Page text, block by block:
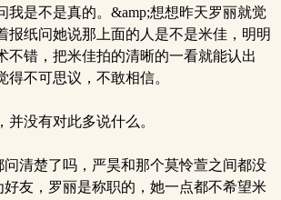
我是不是真的。&amp;想想昨天罗丽就觉
报纸问她说那上面的人是不是米佳，明明
不错，把米佳拍的清晰的一看就能认出
得不可思议，不敢相信。
没有对此多说什么。
清楚了吗，严昊和那个莫怜萱之间都没
好友，罗丽是称职的，她一点都不希望米